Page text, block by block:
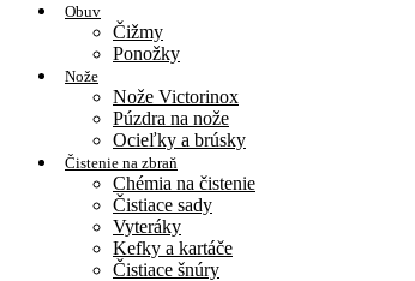
Obuv
Čižmy
Ponožky
Nože
Nože Victorinox
Púzdra na nože
Ocieľky a brúsky
Čistenie na zbraň
Chémia na čistenie
Čistiace sady
Vyteráky
Kefky a kartáče
Čistiace šnúry